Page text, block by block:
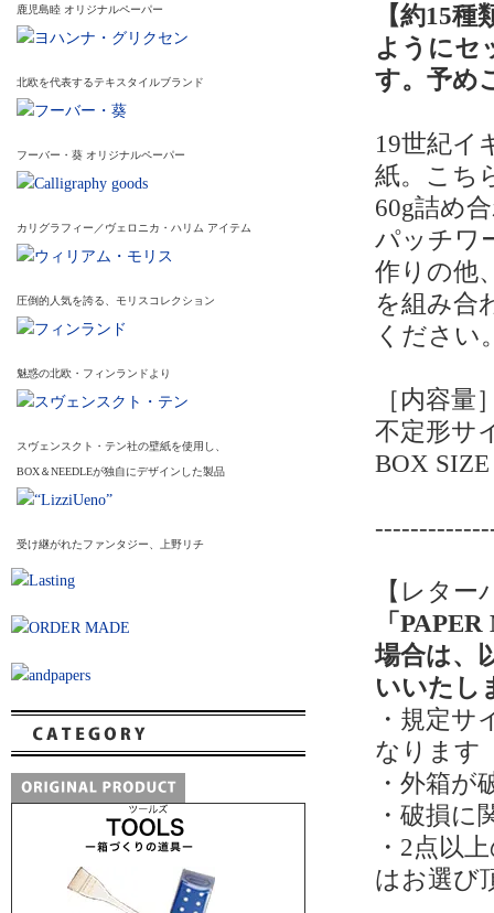
鹿児島睦 オリジナルペーパー
北欧を代表するテキスタイルブランド
フーバー・葵 オリジナルペーパー
カリグラフィー／ヴェロニカ・ハリム アイテム
圧倒的人気を誇る、モリスコレクション
魅惑の北欧・フィンランドより
スヴェンスクト・テン社の壁紙を使用し、
BOX＆NEEDLEが独自にデザインした製品
受け継がれたファンタジー、上野リチ
【約15
ようにセ
す。予め
19世紀イ
紙。こち
60g詰め
パッチワ
作りの他
を組み合
ください
［内容量
不定形サ
BOX
【レタ
「
場合は、
いいたし
・規定
なります
・外箱
・破損
・2点以
はお選び